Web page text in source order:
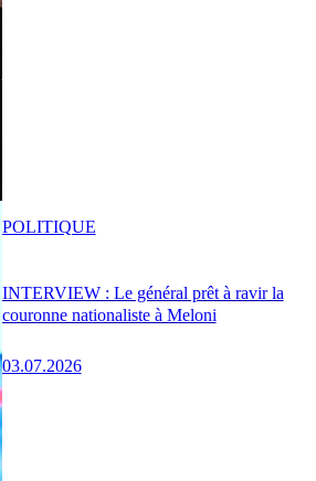
INTERVIEW : Le général prêt à ravir la
couronne nationaliste à Meloni
03.07.2026
POLITIQUE